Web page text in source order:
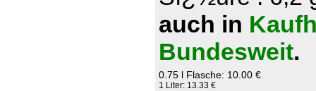
auch in
Bundesweit.
0.75 l Flasche: 10.00 €
1 Liter: 13.33 €